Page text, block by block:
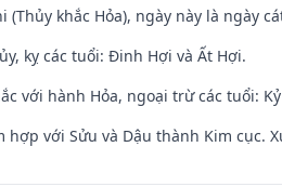
(Thủy khắc Hỏa), ngày này là ngày
kỵ các tuổi: Đinh Hợi và Ất Hợi.
với hành Hỏa, ngoại trừ các tuổi:
hợp với Sửu và Dậu thành Kim cục.